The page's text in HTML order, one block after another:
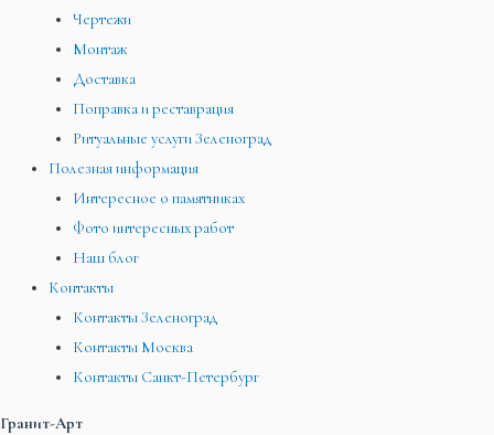
Чертежи
Монтаж
Доставка
Поправка и реставрация
Ритуальные услуги Зеленоград
Полезная информация
Интересное о памятниках
Фото интересных работ
Наш блог
Контакты
Контакты Зеленоград
Контакты Москва
Контакты Санкт-Петербург
Гранит-Арт